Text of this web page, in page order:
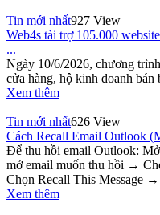
Tin mới nhất927 View
Web4s tài trợ 105.000
...
Ngày 10/6/2026, chương
cửa hàng, hộ kinh doanh bán
Xem thêm
Tin mới nhất626 View
Cách Recall Email Outlook
Để thu hồi email Outlook:
mở email muốn thu hồi →
Chọn Recall This Message
Xem thêm